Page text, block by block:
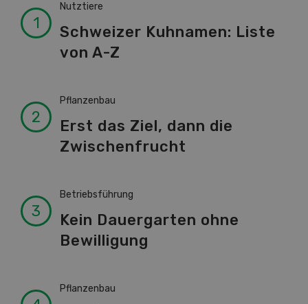
Nutztiere
Schweizer Kuhnamen: Liste
von A-Z
Pflanzenbau
Erst das Ziel, dann die
Zwischenfrucht
Betriebsführung
Kein Dauergarten ohne
Bewilligung
Pflanzenbau